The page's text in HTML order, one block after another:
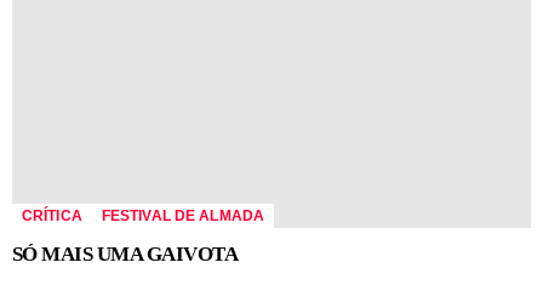
CRÍTICA FESTIVAL DE ALMADA
SÓ MAIS UMA GAIVOTA